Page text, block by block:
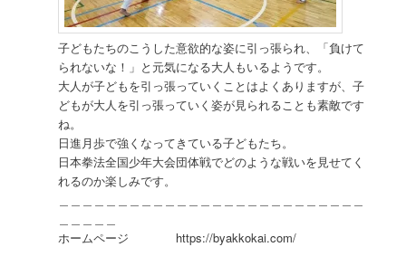
子どもたちのこうした意欲的な姿に引っ張られ、「負けて
られないな！」と元気になる大人もいるようです。
大人が子どもを引っ張っていくことはよくありますが、子
どもが大人を引っ張っていく姿が見られることも素敵です
ね。
日進月歩で強くなってきている子どもたち。
日本拳法全国少年大会団体戦でどのような戦いを見せてく
れるのか楽しみです。
ホームページ https://byakkokai.com/